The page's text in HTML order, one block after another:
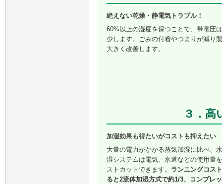
絶えない乾燥・静電気トラブル！
60%以上の湿度を保つことで、帯電圧
少します。ごみの付着やつまりが減り
大きく改善します。
３．高
加湿効果も得たいがコストも抑えたい
大量の電力がかかる蒸気加湿に比べ、
湿システムは電気、水道などの使用量
ストカットできます。 ランニングコス
ると2流体加湿方式で約1/3、コンプレ